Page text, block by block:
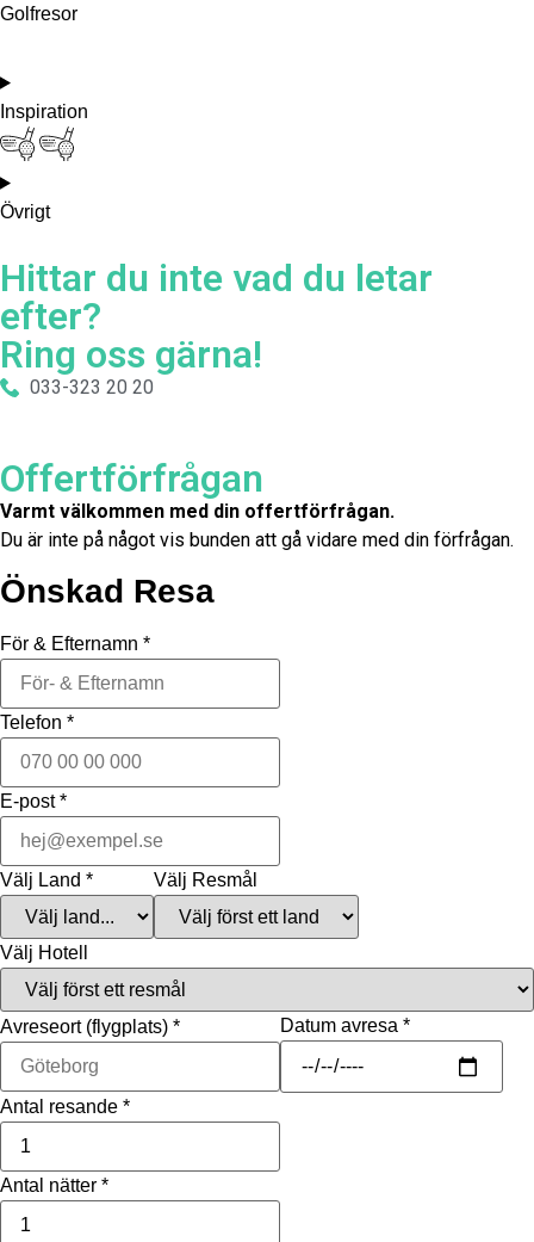
Golfresor
Inspiration
Övrigt
Hittar du inte vad du letar
efter?
Ring oss gärna!
033-323 20 20
Offertförfrågan
Varmt välkommen med din offertförfrågan.
Du är inte på något vis bunden att gå vidare med din förfrågan.
Önskad Resa
För & Efternamn *
Telefon *
E-post*
Välj Land * Välj Resmål
Välj Hotell
Avreseort (flygplats) * Datum avresa *
Antal resande *
Antal nätter *